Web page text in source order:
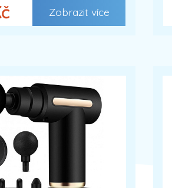
Zobrazit více